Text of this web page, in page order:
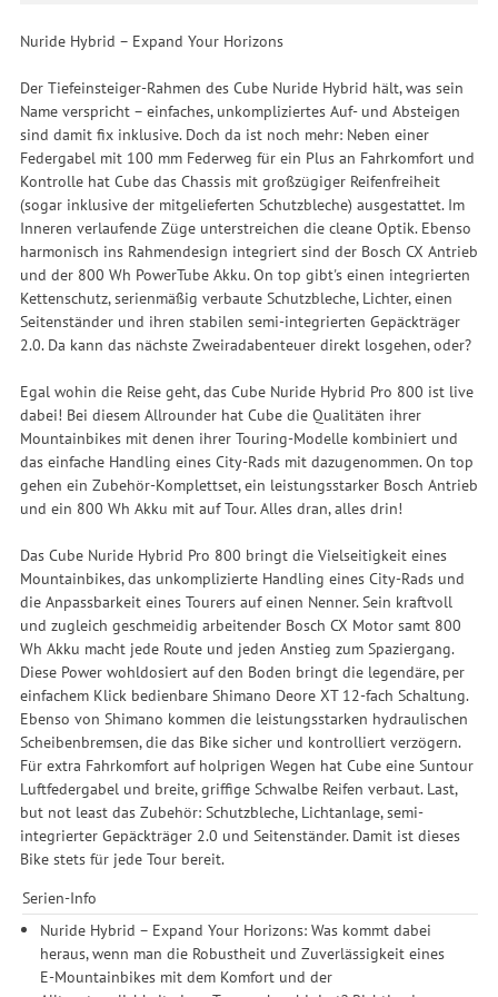
Nuride Hybrid – Expand Your Horizons
Der Tiefeinsteiger-Rahmen des Cube Nuride Hybrid hält, was sein
Name verspricht – einfaches, unkompliziertes Auf- und Absteigen
sind damit fix inklusive. Doch da ist noch mehr: Neben einer
Federgabel mit 100 mm Federweg für ein Plus an Fahrkomfort und
Kontrolle hat Cube das Chassis mit großzügiger Reifenfreiheit
(sogar inklusive der mitgelieferten Schutzbleche) ausgestattet. Im
Inneren verlaufende Züge unterstreichen die cleane Optik. Ebenso
harmonisch ins Rahmendesign integriert sind der Bosch CX Antrieb
und der 800 Wh PowerTube Akku. On top gibt's einen integrierten
Kettenschutz, serienmäßig verbaute Schutzbleche, Lichter, einen
Seitenständer und ihren stabilen semi-integrierten Gepäckträger
2.0. Da kann das nächste Zweiradabenteuer direkt losgehen, oder?
Egal wohin die Reise geht, das Cube Nuride Hybrid Pro 800 ist live
dabei! Bei diesem Allrounder hat Cube die Qualitäten ihrer
Mountainbikes mit denen ihrer Touring-Modelle kombiniert und
das einfache Handling eines City-Rads mit dazugenommen. On top
gehen ein Zubehör-Komplettset, ein leistungsstarker Bosch Antrieb
und ein 800 Wh Akku mit auf Tour. Alles dran, alles drin!
Das Cube Nuride Hybrid Pro 800 bringt die Vielseitigkeit eines
Mountainbikes, das unkomplizierte Handling eines City-Rads und
die Anpassbarkeit eines Tourers auf einen Nenner. Sein kraftvoll
und zugleich geschmeidig arbeitender Bosch CX Motor samt 800
Wh Akku macht jede Route und jeden Anstieg zum Spaziergang.
Diese Power wohldosiert auf den Boden bringt die legendäre, per
einfachem Klick bedienbare Shimano Deore XT 12-fach Schaltung.
Ebenso von Shimano kommen die leistungsstarken hydraulischen
Scheibenbremsen, die das Bike sicher und kontrolliert verzögern.
Für extra Fahrkomfort auf holprigen Wegen hat Cube eine Suntour
Luftfedergabel und breite, griffige Schwalbe Reifen verbaut. Last,
but not least das Zubehör: Schutzbleche, Lichtanlage, semi-
integrierter Gepäckträger 2.0 und Seitenständer. Damit ist dieses
Bike stets für jede Tour bereit.
Serien-Info
Nuride Hybrid – Expand Your Horizons: Was kommt dabei
heraus, wenn man die Robustheit und Zuverlässigkeit eines
E-Mountainbikes mit dem Komfort und der